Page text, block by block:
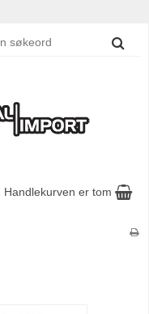
Handlekurven er tom